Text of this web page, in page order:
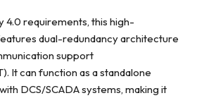
4.0 requirements, this high-
dual-redundancy architecture
support
It can function as a standalone
DCS/SCADA systems, making it